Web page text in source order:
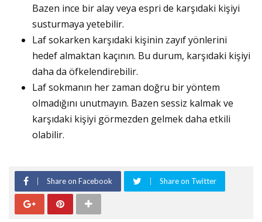
Bazen ince bir alay veya espri de karşıdaki kişiyi
susturmaya yetebilir.
Laf sokarken karşıdaki kişinin zayıf yönlerini
hedef almaktan kaçının. Bu durum, karşıdaki kişiyi
daha da öfkelendirebilir.
Laf sokmanın her zaman doğru bir yöntem
olmadığını unutmayın. Bazen sessiz kalmak ve
karşıdaki kişiyi görmezden gelmek daha etkili
olabilir.
Share on Facebook Share on Twitter